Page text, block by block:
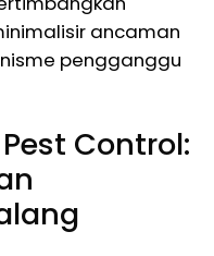
ancaman
pengganggu
Control: